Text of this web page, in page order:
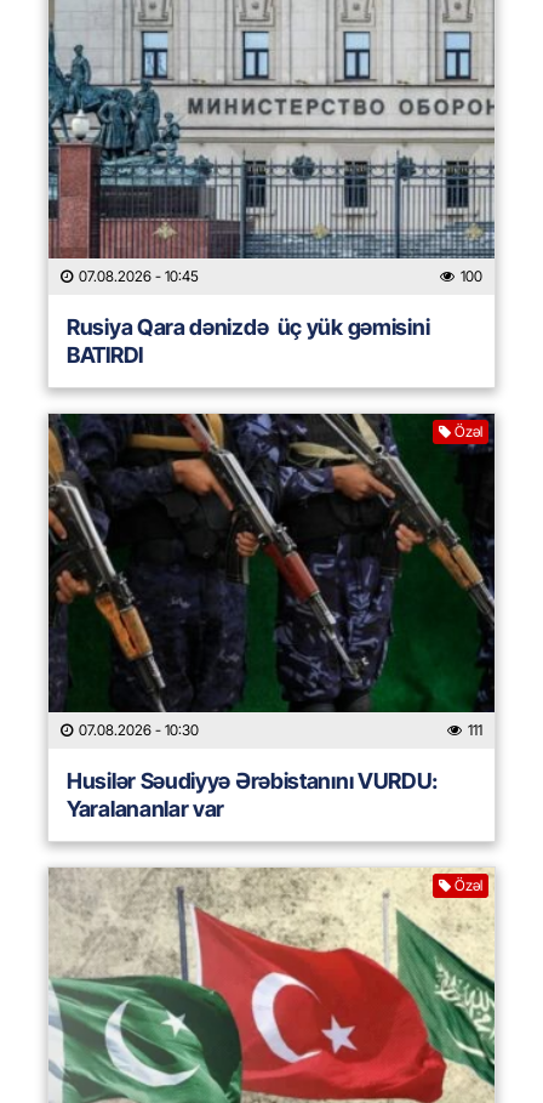
07.08.2026 - 10:45 100
Rusiya Qara dənizdə üç yük gəmisini
BATIRDI
Özəl
07.08.2026 - 10:30 111
Husilər Səudiyyə Ərəbistanını VURDU:
Yaralananlar var
Özəl